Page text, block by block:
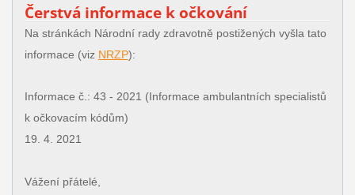
Čerstvá informace k očkování
Na stránkách Národní rady zdravotně postižených vyšla tato
informace (viz NRZP):
Informace č.: 43 - 2021 (Informace ambulantních specialistů
k očkovacím kódům)
19. 4. 2021
Vážení přátelé,